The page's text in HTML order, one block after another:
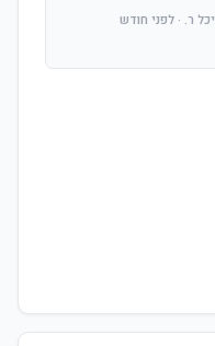
ר. · לפני חודש